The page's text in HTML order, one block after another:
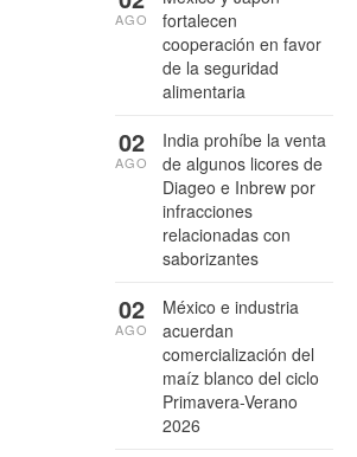
fortalecen
cooperación en favor
de la seguridad
alimentaria
AGO
India prohíbe la venta
de algunos licores de
Diageo e Inbrew por
infracciones
relacionadas con
saborizantes
02
AGO
México e industria
acuerdan
comercialización del
maíz blanco del ciclo
Primavera-Verano
2026
02
AGO